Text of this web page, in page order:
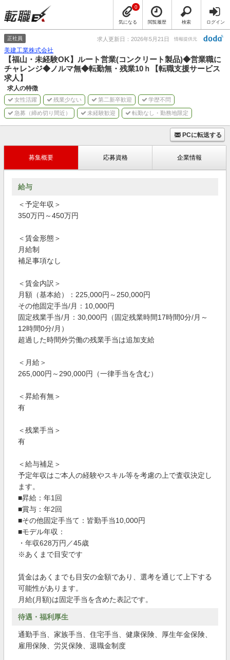
気になる
0
閲覧履歴 検索 ログイン
正社員 求人更新日：2026年5月21日 情報提供元
美建工業株式会社
【福山・未経験OK】ルート営業(コンクリート製品)◆営業職に
チャレンジ◆ノルマ無◆転勤無・残業10ｈ【転職支援サービス
求人】
求人の特徴
女性活躍 残業少ない 第二新卒歓迎 学歴不問
急募（締め切り間近） 未経験歓迎 転勤なし・勤務地限定
PCに転送する
募集概要 応募資格 企業情報
給与
＜予定年収＞
350万円～450万円
＜賃金形態＞
月給制
補足事項なし
＜賃金内訳＞
月額（基本給）：225,000円～250,000円
その他固定手当/月：10,000円
固定残業手当/月：30,000円（固定残業時間17時間0分/月～
12時間0分/月）
超過した時間外労働の残業手当は追加支給
＜月給＞
265,000円～290,000円（一律手当を含む）
＜昇給有無＞
有
＜残業手当＞
有
＜給与補足＞
予定年収はご本人の経験やスキル等を考慮の上で査収決定し
ます。
■昇給：年1回
■賞与：年2回
■その他固定手当て：皆勤手当10,000円
■モデル年収：
・年収628万円／45歳
※あくまで目安です
賃金はあくまでも目安の金額であり、選考を通じて上下する
可能性があります。
月給(月額)は固定手当を含めた表記です。
待遇・福利厚生
通勤手当、家族手当、住宅手当、健康保険、厚生年金保険、
雇用保険、労災保険、退職金制度